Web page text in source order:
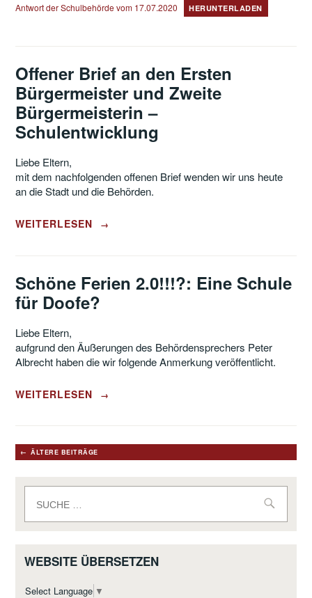
Antwort der Schulbehörde vom 17.07.2020 HERUNTERLADEN
Offener Brief an den Ersten
Bürgermeister und Zweite
Bürgermeisterin –
Schulentwicklung
Liebe Eltern,
mit dem nachfolgenden offenen Brief wenden wir uns heute
an die Stadt und die Behörden.
„OFFENER
ERSTEN
BÜRGERMEISTER
UND
BÜRGERMEISTERIN
SCHULENTWICKLUNG“
WEITERLESEN →
Schöne Ferien 2.0!!!?: Eine Schule
für Doofe?
Liebe Eltern,
aufgrund den Äußerungen des Behördensprechers Peter
Albrecht haben die wir folgende Anmerkung veröffentlicht.
„SCHÖNE
SCHULE
FÜR
WEITERLESEN →
Beitragsnavigation
ÄLTERE BEITRÄGE
nach:
WEBSITE ÜBERSETZEN
Select Language ▼